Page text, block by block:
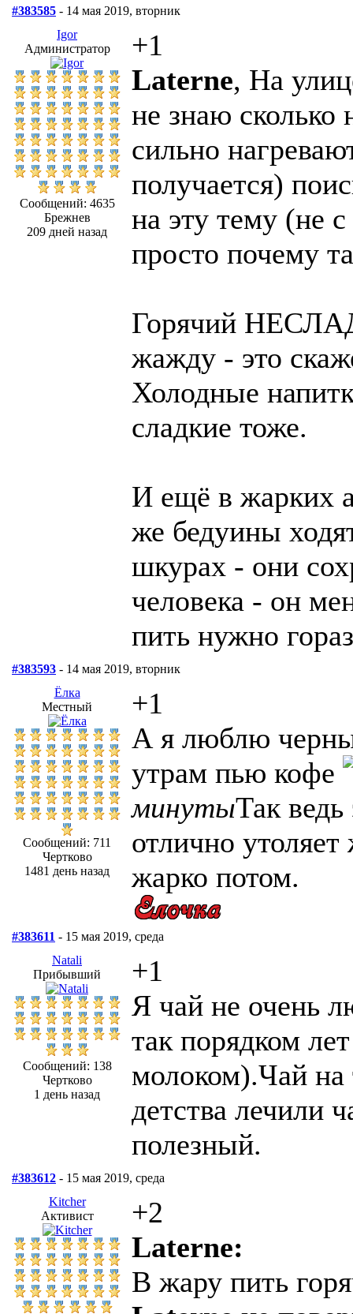
#383585 - 14 мая 2019, вторник
Igor
Администратор
Сообщений: 4635
Брежнев
209 дней назад
+1
Laterne, На
не знаю сколько
сильно
получается)
на эту тему (не
просто почему
Горячий
жажду - это
Холодные
сладкие тоже.
И ещё в жарких
же бедуины
шкурах - они
человека - он
пить нужно
#383593 - 14 мая 2019, вторник
Ёлка
Местный
Сообщений: 711
Чертково
1481 день назад
+1
А я люблю
утрам пью кофе
минутыТак ведь
отлично
жарко потом.
#383611 - 15 мая 2019, среда
Natali
Прибывший
Сообщений: 138
Чертково
1 день назад
+1
Я чай не очень
так порядком
молоком).Чай на
детства лечили
полезный.
#383612 - 15 мая 2019, среда
Kitcher
Активист
+2
Laterne:
В жару пить